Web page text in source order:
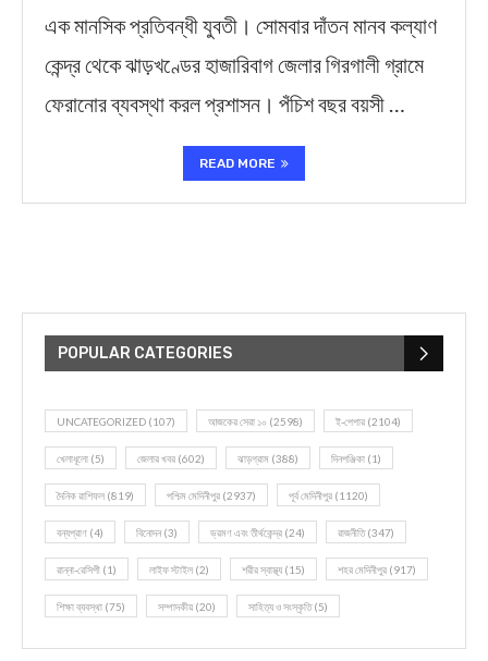
এক মানসিক প্রতিবন্ধী যুবতী। সোমবার দাঁতন মানব কল্যাণ
কেন্দ্র থেকে ঝাড়খণ্ডের হাজারিবাগ জেলার গিরগালী গ্রামে
ফেরানোর ব্যবস্থা করল প্রশাসন। পঁচিশ বছর বয়সী …
READ MORE
POPULAR CATEGORIES
UNCATEGORIZED (107) আজকের সেরা ১০ (2598) ই-পেপার (2104)
খেলাধূলো (5) জেলার খবর (602) ঝাড়গ্রাম (388) দিনপঞ্জিকা (1)
দৈনিক রাশিফল (819) পশ্চিম মেদিনীপুর (2937) পূর্ব মেদিনীপুর (1120)
বন্যপ্রাণ (4) বিনোদন(3) ভ্রমণ এবং তীর্থকেন্দ্র (24) রাজনীতি(347)
রান্না-রেসিপী (1) লাইফ স্টাইল (2) শরীর স্বাস্থ্য (15) শহর মেদিনীপুর (917)
শিক্ষা ব্যবস্থা (75) সম্পাদকীয় (20) সাহিত্য ও সংস্কৃতি(5)